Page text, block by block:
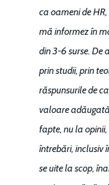
ca oameni de
mă informez în
din 3-6 surse. De
prin studii, prin
răspunsurile de
valoare
fapte, nu la
întrebări, inclusiv
se uite la scop,